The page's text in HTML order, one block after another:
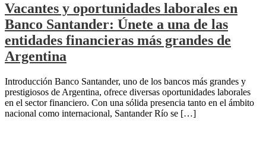
Vacantes y oportunidades laborales en
Banco Santander: Únete a una de las
entidades financieras más grandes de
Argentina
Introducción Banco Santander, uno de los bancos más grandes y
prestigiosos de Argentina, ofrece diversas oportunidades laborales
en el sector financiero. Con una sólida presencia tanto en el ámbito
nacional como internacional, Santander Río se […]